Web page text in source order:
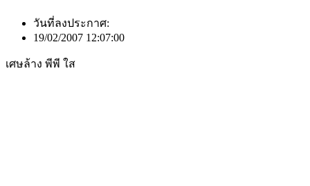
วันที่ลงประกาศ:
19/02/2007 12:07:00
เศษล้าง พีพี ใส